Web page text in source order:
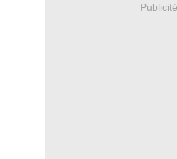
Publicité